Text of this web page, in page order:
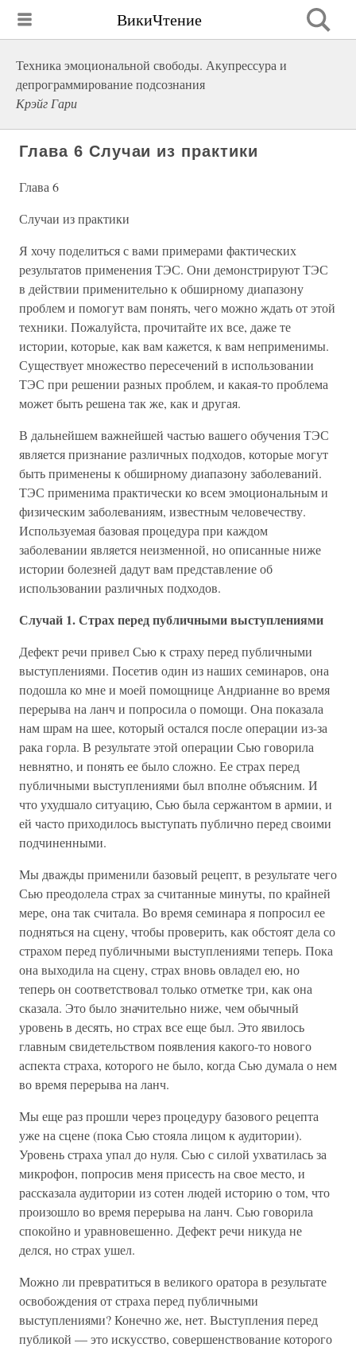
ВикиЧтение
Техника эмоциональной свободы. Акупрессура и
депрограммирование подсознания
Крэйг Гари
Глава 6 Случаи из практики
Глава 6
Случаи из практики
Я хочу поделиться с вами примерами фактических
результатов применения ТЭС. Они демонстрируют ТЭС
в действии применительно к обширному диапазону
проблем и помогут вам понять, чего можно ждать от этой
техники. Пожалуйста, прочитайте их все, даже те
истории, которые, как вам кажется, к вам неприменимы.
Существует множество пересечений в использовании
ТЭС при решении разных проблем, и какая-то проблема
может быть решена так же, как и другая.
В дальнейшем важнейшей частью вашего обучения ТЭС
является признание различных подходов, которые могут
быть применены к обширному диапазону заболеваний.
ТЭС применима практически ко всем эмоциональным и
физическим заболеваниям, известным человечеству.
Используемая базовая процедура при каждом
заболевании является неизменной, но описанные ниже
истории болезней дадут вам представление об
использовании различных подходов.
Случай 1. Страх перед публичными выступлениями
Дефект речи привел Сью к страху перед публичными
выступлениями. Посетив один из наших семинаров, она
подошла ко мне и моей помощнице Андрианне во время
перерыва на ланч и попросила о помощи. Она показала
нам шрам на шее, который остался после операции из-за
рака горла. В результате этой операции Сью говорила
невнятно, и понять ее было сложно. Ее страх перед
публичными выступлениями был вполне объясним. И
что ухудшало ситуацию, Сью была сержантом в армии, и
ей часто приходилось выступать публично перед своими
подчиненными.
Мы дважды применили базовый рецепт, в результате чего
Сью преодолела страх за считанные минуты, по крайней
мере, она так считала. Во время семинара я попросил ее
подняться на сцену, чтобы проверить, как обстоят дела со
страхом перед публичными выступлениями теперь. Пока
она выходила на сцену, страх вновь овладел ею, но
теперь он соответствовал только отметке три, как она
сказала. Это было значительно ниже, чем обычный
уровень в десять, но страх все еще был. Это явилось
главным свидетельством появления какого-то нового
аспекта страха, которого не было, когда Сью думала о нем
во время перерыва на ланч.
Мы еще раз прошли через процедуру базового рецепта
уже на сцене (пока Сью стояла лицом к аудитории).
Уровень страха упал до нуля. Сью с силой ухватилась за
микрофон, попросив меня присесть на свое место, и
рассказала аудитории из сотен людей историю о том, что
произошло во время перерыва на ланч. Сью говорила
спокойно и уравновешенно. Дефект речи никуда не
делся, но страх ушел.
Можно ли превратиться в великого оратора в результате
освобождения от страха перед публичными
выступлениями? Конечно же, нет. Выступления перед
публикой — это искусство, совершенствование которого